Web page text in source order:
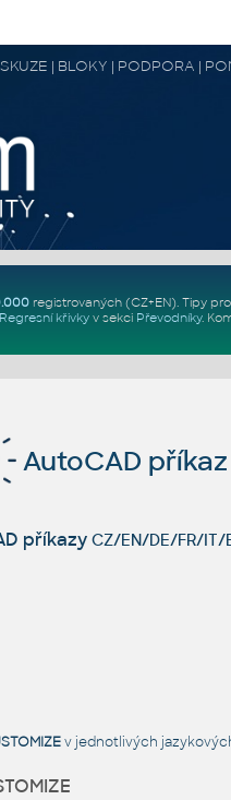
| BLOKY | PODPORA |
registrovaných (CZ+EN). Tipy pro
Regresní křivkyv sekci Převodníky.
AutoCAD příkaz
příkazy CZ/EN/DE/FR/IT/
v jednotlivých